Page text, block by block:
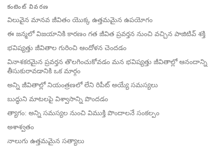
facebook
కంటెంట్ వివరణ
విలువైన మానవ జీవితం యొక్క ఉత్తమమైన ఉపయోగం
ఈ జన్మలో విజయానికి కారణం గత జీవిత ప్రవర్తన నుంచి వచ్చిన పాజిటివ్ శక్తి
భవిష్యత్తు జీవితాల గురించి ఆందోళన చెందడం
వినాశకరమైన ప్రవర్తన తొలగించుకోవడం మన భవిష్యత్తు జీవితాల్లో ఆనందాన్ని
తీసుకురావడానికి ఒక మార్గం
అన్ని జీవితాల్లో నియంత్రణలో లేని రిపీట్ అయ్యే సమస్యలు
బుద్ధుని మాటలపై విశ్వాసాన్ని పొందడం
త్యాగం: అన్ని సమస్యల నుంచి విముక్తి పొందాలనే సంకల్పం
అశాశ్వతం
నాలుగు ఉత్తమమైన సత్యాలు